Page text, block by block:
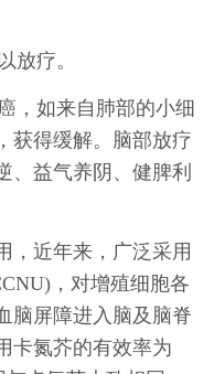
疗。
如来自肺部的小细
获得缓解。脑部放疗
、益气养阴、健脾利
近年来，广泛采用
，对增殖细胞各
脑屏障进入脑及脑脊
卡氮芥的有效率为